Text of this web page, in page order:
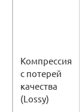
Компрессия
с потерей
качества
(Lossy)